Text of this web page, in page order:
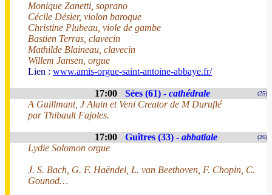
Monique Zanetti, soprano
Cécile Désier, violon baroque
Christine Plubeau, viole de gambe
Bastien Terras, clavecin
Mathilde Blaineau, clavecin
Willem Jansen, orgue
Lien : www.amis-orgue-saint-antoine-abbaye.fr/
17:00 Sées (61) - cathédrale (25)
A Guillmant, J Alain et Veni Creator de M Duruflé
par Thibault Fajoles.
17:00 Guîtres (33) - abbatiale (26)
Lydie Solomon orgue
J. S. Bach, G. F. Haëndel, L. van Beethoven, F. Chopin, C.
Gounod…